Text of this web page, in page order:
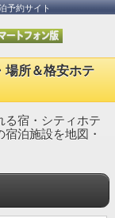
予約サイト
場所＆格安ホテ
る宿・シティホテ
泊施設を地図・